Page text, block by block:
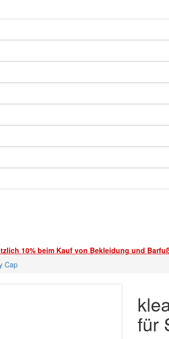
10% beim Kauf von Bekleidung und
Cap
für